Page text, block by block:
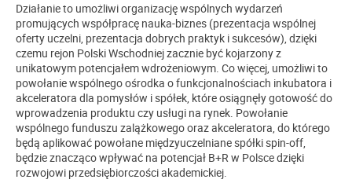
Działanie to umożliwi organizację wspólnych wydarzeń
promujących współpracę nauka-biznes (prezentacja wspólnej
oferty uczelni, prezentacja dobrych praktyk i sukcesów), dzięki
czemu rejon Polski Wschodniej zacznie być kojarzony z
unikatowym potencjałem wdrożeniowym. Co więcej, umożliwi to
powołanie wspólnego ośrodka o funkcjonalnościach inkubatora i
akceleratora dla pomysłów i spółek, które osiągnęły gotowość do
wprowadzenia produktu czy usługi na rynek. Powołanie
wspólnego funduszu zalążkowego oraz akceleratora, do którego
będą aplikować powołane międzyuczelniane spółki spin-off,
będzie znacząco wpływać na potencjał B+R w Polsce dzięki
rozwojowi przedsiębiorczości akademickiej.